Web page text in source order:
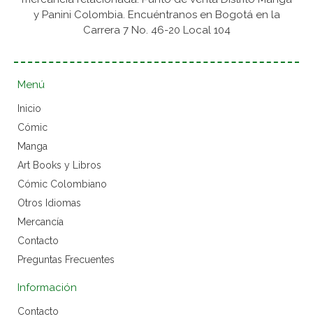
y Panini Colombia. Encuéntranos en Bogotá en la
Carrera 7 No. 46-20 Local 104
Menú
Inicio
Cómic
Manga
Art Books y Libros
Cómic Colombiano
Otros Idiomas
Mercancía
Contacto
Preguntas Frecuentes
Información
Contacto